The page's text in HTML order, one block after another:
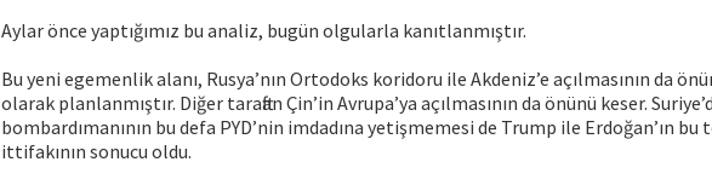
Aylar önce yaptığımız bu analiz, bugün olgularla kanıtlanmıştır.
Bu yeni egemenlik alanı, Rusya’nın Ortodoks koridoru ile Akdeniz’e açılmasının da
olarak planlanmıştır. Diğer taraftan Çin’in Avrupa’ya açılmasının da önünü keser.
bombardımanının bu defa PYD’nin imdadına yetişmemesi de Trump ile Erdoğan’ın
ittifakının sonucu oldu.